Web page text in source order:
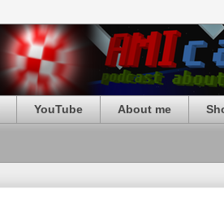
YouTube About me